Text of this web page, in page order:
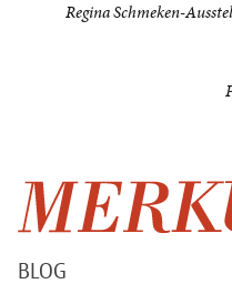
Regina Schmeken-
BLOG